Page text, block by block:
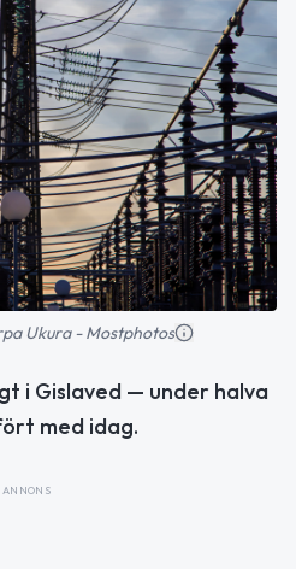
Ukura - Mostphotos
i Gislaved — under halva
med idag.
ANNONS